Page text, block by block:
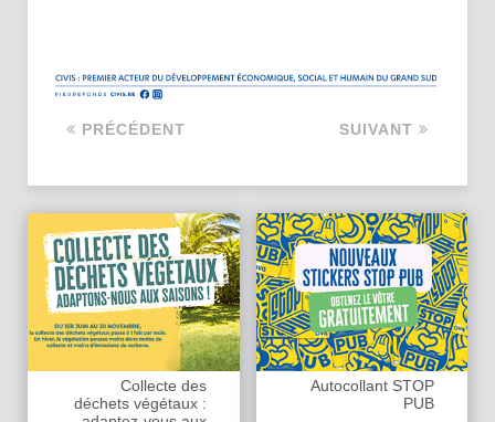
PRÉCÉDENT SUIVANT
Collecte des
déchets végétaux :
Autocollant STOP
PUB